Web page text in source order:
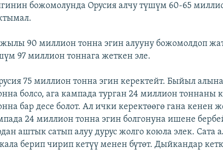
божомолунда Орусия алчу түшүм 60-65
жылы 90 миллион тонна эгин алууну божомолдоп
97 миллион тоннага жеткен эле.
75 миллион тонна эгин керектейт. Быйыл
болсо, ага кампада турган 24 миллион тоннаны
бар десе болот. Ал ички керектөөгө гана кенен
24 миллион тонна эгин болгонуна ишене
аштык сатып алуу дурус жолго коюла элек. Сата
берип чирип кетүү менен бүтөт. Дыйкандар